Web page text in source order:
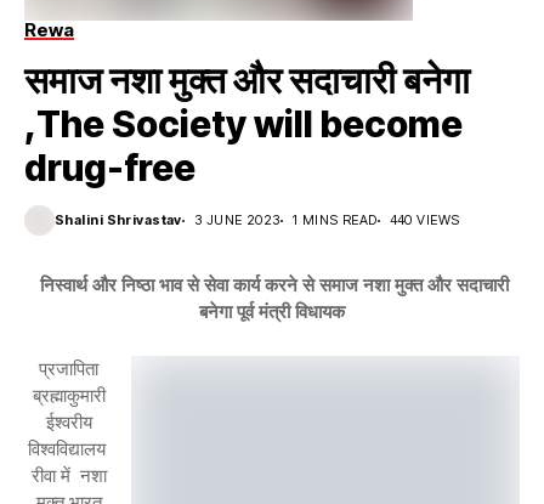
Rewa
समाज नशा मुक्त और सदाचारी बनेगा
,The Society will become
drug-free
Shalini Shrivastav 3 JUNE 2023 1 MINS READ 440 VIEWS
निस्वार्थ और निष्ठा भाव से सेवा कार्य करने से समाज नशा मुक्त और सदाचारी
बनेगा पूर्व मंत्री विधायक
प्रजापिता
ब्रह्माकुमारी
ईश्वरीय
विश्वविद्यालय
रीवा में नशा